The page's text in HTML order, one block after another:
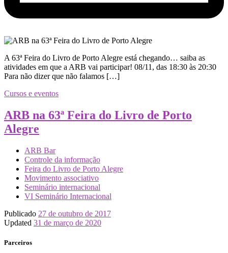
A 63ª Feira do Livro de Porto Alegre está chegando… saiba as
atividades em que a ARB vai participar! 08/11, das 18:30 às 20:30
Para não dizer que não falamos […]
Cursos e eventos
ARB na 63ª Feira do Livro de Porto
Alegre
ARB Bar
Controle da informação
Feira do Livro de Porto Alegre
Movimento associativo
Seminário internacional
VI Seminário Internacional
Publicado 27 de outubro de 2017
Updated 31 de março de 2020
Parceiros